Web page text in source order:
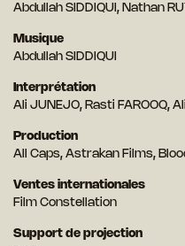
Abdullah SIDDIQUI, Nathan
Musique
Abdullah SIDDIQUI
Interprétation
Ali JUNEJO, Rasti FAROOQ,
Production
All Caps, Astrakan Films,
Ventes internationales
Film Constellation
Support de projection